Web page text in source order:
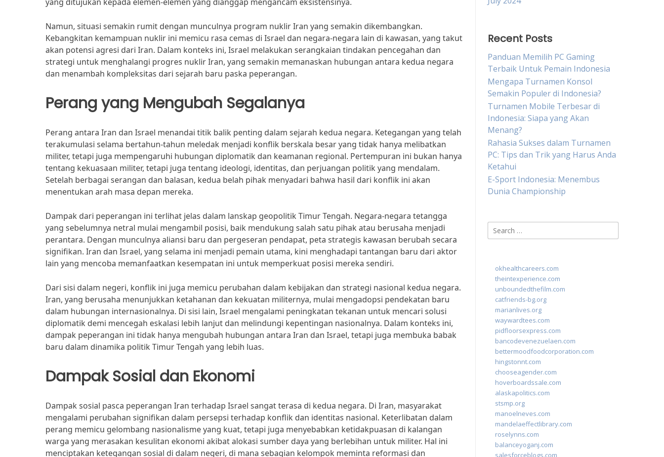
Namun, situasi semakin rumit dengan munculnya program nuklir Iran yang semakin dikembangkan.
Kebangkitan kemampuan nuklir ini memicu rasa cemas di Israel dan negara-negara lain di kawasan, yang takut
akan potensi agresi dari Iran. Dalam konteks ini, Israel melakukan serangkaian tindakan pencegahan dan
strategi untuk menghalangi progres nuklir Iran, yang semakin memanaskan hubungan antara kedua negara
dan menambah kompleksitas dari sejarah baru paska peperangan.
Perang yang Mengubah Segalanya
Perang antara Iran dan Israel menandai titik balik penting dalam sejarah kedua negara. Ketegangan yang telah
terakumulasi selama bertahun-tahun meledak menjadi konflik berskala besar yang tidak hanya melibatkan
militer, tetapi juga mempengaruhi hubungan diplomatik dan keamanan regional. Pertempuran ini bukan hanya
tentang kekuasaan militer, tetapi juga tentang ideologi, identitas, dan perjuangan politik yang mendalam.
Setelah berbagai serangan dan balasan, kedua belah pihak menyadari bahwa hasil dari konflik ini akan
menentukan arah masa depan mereka.
Dampak dari peperangan ini terlihat jelas dalam lanskap geopolitik Timur Tengah. Negara-negara tetangga
yang sebelumnya netral mulai mengambil posisi, baik mendukung salah satu pihak atau berusaha menjadi
perantara. Dengan munculnya aliansi baru dan pergeseran pendapat, peta strategis kawasan berubah secara
signifikan. Iran dan Israel, yang selama ini menjadi pemain utama, kini menghadapi tantangan baru dari aktor
lain yang mencoba memanfaatkan kesempatan ini untuk memperkuat posisi mereka sendiri.
Dari sisi dalam negeri, konflik ini juga memicu perubahan dalam kebijakan dan strategi nasional kedua negara.
Iran, yang berusaha menunjukkan ketahanan dan kekuatan militernya, mulai mengadopsi pendekatan baru
dalam hubungan internasionalnya. Di sisi lain, Israel mengalami peningkatan tekanan untuk mencari solusi
diplomatik demi mencegah eskalasi lebih lanjut dan melindungi kepentingan nasionalnya. Dalam konteks ini,
dampak peperangan ini tidak hanya mengubah hubungan antara Iran dan Israel, tetapi juga membuka babak
baru dalam dinamika politik Timur Tengah yang lebih luas.
Dampak Sosial dan Ekonomi
Dampak sosial pasca peperangan Iran terhadap Israel sangat terasa di kedua negara. Di Iran, masyarakat
mengalami perubahan signifikan dalam persepsi terhadap konflik dan identitas nasional. Keterlibatan dalam
perang memicu gelombang nasionalisme yang kuat, tetapi juga menyebabkan ketidakpuasan di kalangan
warga yang merasakan kesulitan ekonomi akibat alokasi sumber daya yang berlebihan untuk militer. Hal ini
menciptakan ketegangan sosial di dalam negeri, di mana sebagian kelompok meminta reformasi dan
Recent Posts
Panduan Memilih PC Gaming
Terbaik Untuk Pemain Indonesia
Mengapa Turnamen Konsol
Semakin Populer di Indonesia?
Turnamen Mobile Terbesar di
Indonesia: Siapa yang Akan
Menang?
Rahasia Sukses dalam Turnamen
PC: Tips dan Trik yang Harus Anda
Ketahui
E-Sport Indonesia: Menembus
Dunia Championship
Search
for:
okhealthcareers.com
theintexperience.com
unboundedthefilm.com
catfriends-bg.org
marianlives.org
waywardtees.com
pidfloorsexpress.com
bancodevenezuelaen.com
bettermoodfoodcorporation.com
hingstonnt.com
chooseagender.com
hoverboardssale.com
alaskapolitics.com
stsmp.org
manoelneves.com
mandelaeffectlibrary.com
roselynns.com
balanceyoganj.com
salesforceblogs.com